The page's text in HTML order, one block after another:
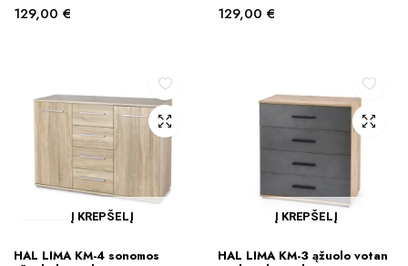
129,00 € 129,00 €
Į KREPŠELĮ
HAL LIMA KM-4 sonomos
Į KREPŠELĮ
HAL LIMA KM-3 ąžuolo votan